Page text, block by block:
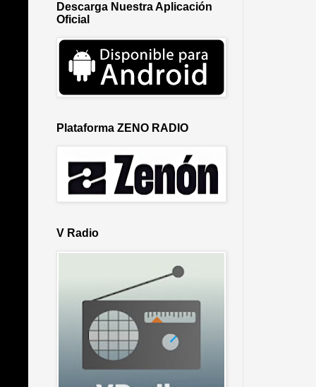
Descarga Nuestra Aplicación
Oficial
Plataforma ZENO RADIO
V Radio